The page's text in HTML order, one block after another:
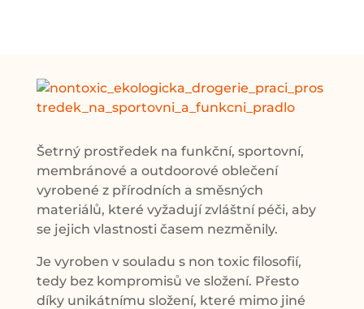
Šetrný prostředek na funkční, sportovní,
membránové a outdoorové oblečení
vyrobené z přírodních a směsných
materiálů, které vyžadují zvláštní péči, aby
se jejich vlastnosti časem nezměnily.
Je vyroben v souladu s non toxic filosofií,
tedy bez kompromisů ve složení. Přesto
díky unikátnímu složení, které mimo jiné